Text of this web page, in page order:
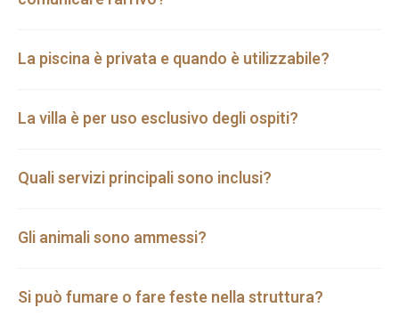
La piscina è privata e quando è utilizzabile?
La villa è per uso esclusivo degli ospiti?
Quali servizi principali sono inclusi?
Gli animali sono ammessi?
Si può fumare o fare feste nella struttura?